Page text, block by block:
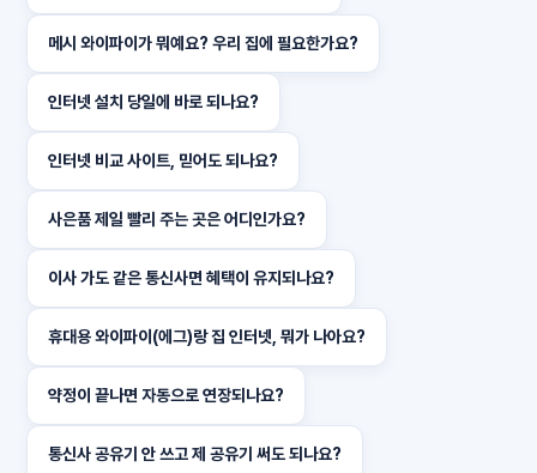
메시 와이파이가 뭐예요? 우리 집에 필요한가요?
인터넷 설치 당일에 바로 되나요?
인터넷 비교 사이트, 믿어도 되나요?
사은품 제일 빨리 주는 곳은 어디인가요?
이사 가도 같은 통신사면 혜택이 유지되나요?
휴대용 와이파이(에그)랑 집 인터넷, 뭐가 나아요?
약정이 끝나면 자동으로 연장되나요?
통신사 공유기 안 쓰고 제 공유기 써도 되나요?